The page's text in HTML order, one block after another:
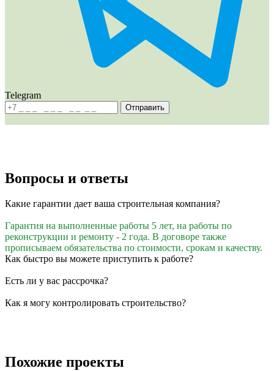
Telegram
Отправить
Вопросы и ответы
Какие гарантии дает ваша строительная компания?
Гарантия на выполненные работы 5 лет, на работы по
реконструкции и ремонту - 2 года. В договоре также
прописываем обязательства по стоимости, срокам и качеству.
Как быстро вы можете приступить к работе?
Есть ли у вас рассрочка?
Как я могу контролировать строительство?
Похожие проекты